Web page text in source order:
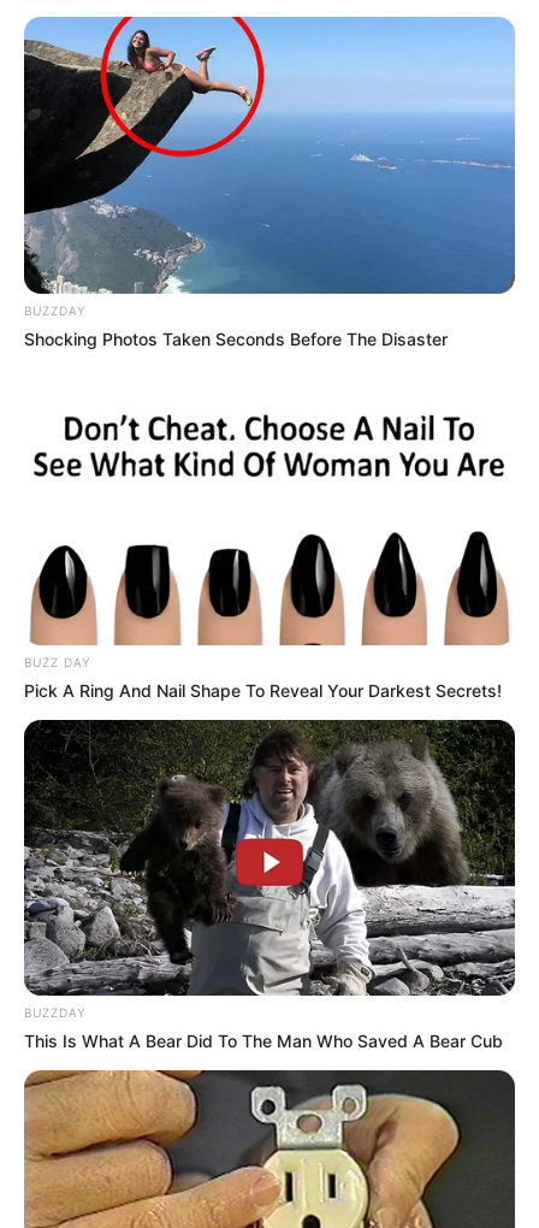
BUZZDAY
Shocking Photos Taken Seconds Before The Disaster
BUZZ DAY
Pick A Ring And Nail Shape To Reveal Your Darkest Secrets!
BUZZDAY
This Is What A Bear Did To The Man Who Saved A Bear Cub